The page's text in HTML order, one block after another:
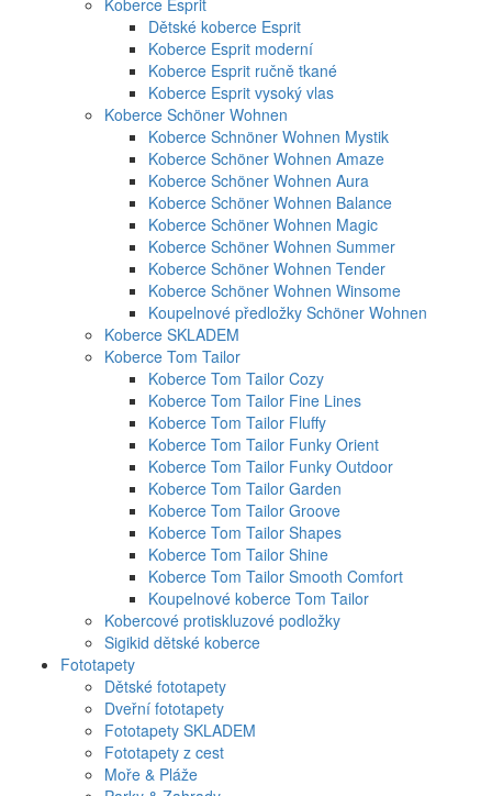
Koberce Esprit
Dětské koberce Esprit
Koberce Esprit moderní
Koberce Esprit ručně tkané
Koberce Esprit vysoký vlas
Koberce Schöner Wohnen
Koberce Schnöner Wohnen Mystik
Koberce Schöner Wohnen Amaze
Koberce Schöner Wohnen Aura
Koberce Schöner Wohnen Balance
Koberce Schöner Wohnen Magic
Koberce Schöner Wohnen Summer
Koberce Schöner Wohnen Tender
Koberce Schöner Wohnen Winsome
Koupelnové předložky Schöner Wohnen
Koberce SKLADEM
Koberce Tom Tailor
Koberce Tom Tailor Cozy
Koberce Tom Tailor Fine Lines
Koberce Tom Tailor Fluffy
Koberce Tom Tailor Funky Orient
Koberce Tom Tailor Funky Outdoor
Koberce Tom Tailor Garden
Koberce Tom Tailor Groove
Koberce Tom Tailor Shapes
Koberce Tom Tailor Shine
Koberce Tom Tailor Smooth Comfort
Koupelnové koberce Tom Tailor
Kobercové protiskluzové podložky
Sigikid dětské koberce
Fototapety
Dětské fototapety
Dveřní fototapety
Fototapety SKLADEM
Fototapety z cest
Moře & Pláže